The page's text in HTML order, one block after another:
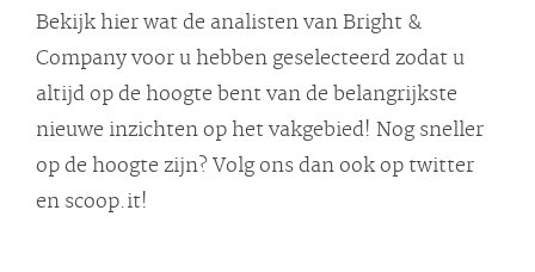
Bekijk hier wat de analisten van Bright &
Company voor u hebben geselecteerd zodat u
altijd op de hoogte bent van de belangrijkste
nieuwe inzichten op het vakgebied! Nog sneller
op de hoogte zijn? Volg ons dan ook op twitter
en scoop.it!